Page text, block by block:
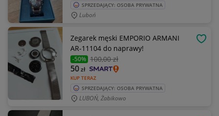
SPRZEDAJĄCY: OSOBA PRYWATNA
Luboń
Zegarek męski EMPORIO ARMANI
AR-11104 do naprawy!
-50% 100,00 zł
KUP TERAZ
50zł
SPRZEDAJĄCY: OSOBA PRYWATNA
LUBOŃ, Żabikowo